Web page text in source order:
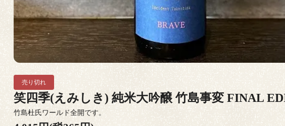
売り切れ
笑四季(えみしき) 純米大吟醸 竹島事変 FINAL
竹島杜氏ワールド全開です。